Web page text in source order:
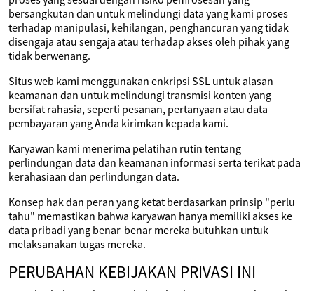
bersangkutan dan untuk melindungi data yang kami proses
terhadap manipulasi, kehilangan, penghancuran yang tidak
disengaja atau sengaja atau terhadap akses oleh pihak yang
tidak berwenang.
Situs web kami menggunakan enkripsi SSL untuk alasan
keamanan dan untuk melindungi transmisi konten yang
bersifat rahasia, seperti pesanan, pertanyaan atau data
pembayaran yang Anda kirimkan kepada kami.
Karyawan kami menerima pelatihan rutin tentang
perlindungan data dan keamanan informasi serta terikat pada
kerahasiaan dan perlindungan data.
Konsep hak dan peran yang ketat berdasarkan prinsip "perlu
tahu" memastikan bahwa karyawan hanya memiliki akses ke
data pribadi yang benar-benar mereka butuhkan untuk
melaksanakan tugas mereka.
PERUBAHAN KEBIJAKAN PRIVASI INI